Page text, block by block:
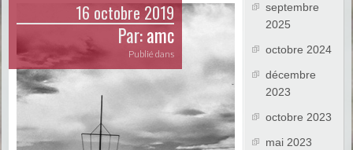
16 octobre 2019
Par:amc
Publié dans
septembre
2025
octobre 2024
décembre
2023
octobre 2023
mai 2023